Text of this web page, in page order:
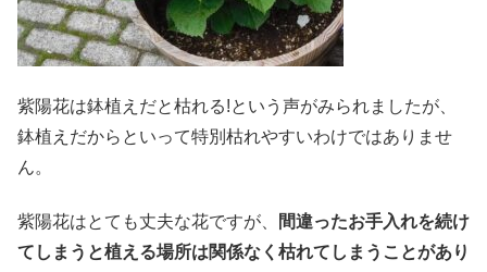
紫陽花は鉢植えだと枯れる!という声がみられましたが、
鉢植えだからといって特別枯れやすいわけではありませ
ん。
紫陽花はとても丈夫な花ですが、
間違ったお手入れを続け
てしまうと植える場所は関係なく枯れてしまうことがあり